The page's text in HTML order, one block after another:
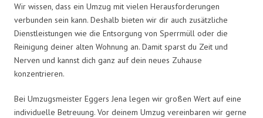
Wir wissen, dass ein Umzug mit vielen Herausforderungen
verbunden sein kann. Deshalb bieten wir dir auch zusätzliche
Dienstleistungen wie die Entsorgung von Sperrmüll oder die
Reinigung deiner alten Wohnung an. Damit sparst du Zeit und
Nerven und kannst dich ganz auf dein neues Zuhause
konzentrieren.
Bei Umzugsmeister Eggers Jena legen wir großen Wert auf eine
individuelle Betreuung. Vor deinem Umzug vereinbaren wir gerne